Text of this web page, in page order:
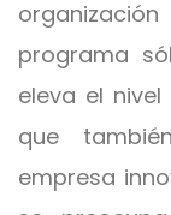
programa
eleva el
que
empresa